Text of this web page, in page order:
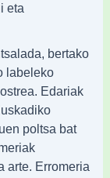
eta
bertako
labeleko
Edariak
poltsa bat
arte. Erromeria